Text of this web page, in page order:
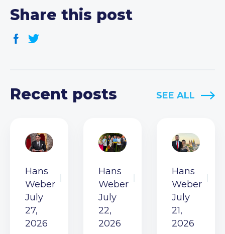
Share this post
Recent posts SEE ALL
Hans
Weber
July
27,
2026
Hans
Weber
July
22,
2026
Hans
Weber
July
21,
2026